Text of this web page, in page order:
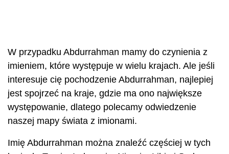
W przypadku Abdurrahman mamy do czynienia z
imieniem, które występuje w wielu krajach. Ale jeśli
interesuje cię pochodzenie Abdurrahman, najlepiej
jest spojrzeć na kraje, gdzie ma ono największe
występowanie, dlatego polecamy odwiedzenie
naszej mapy świata z imionami.
Imię Abdurrahman można znaleźć częściej w tych